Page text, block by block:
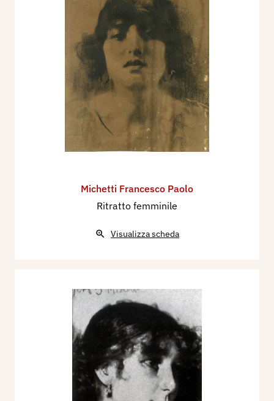
Michetti Francesco Paolo
Ritratto femminile
Visualizza scheda